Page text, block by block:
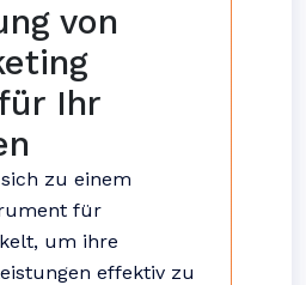
von
Ihr
zu einem
für
um ihre
effektiv zu